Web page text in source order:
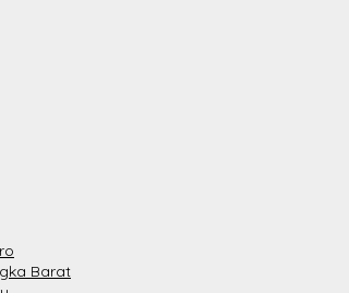
Barat